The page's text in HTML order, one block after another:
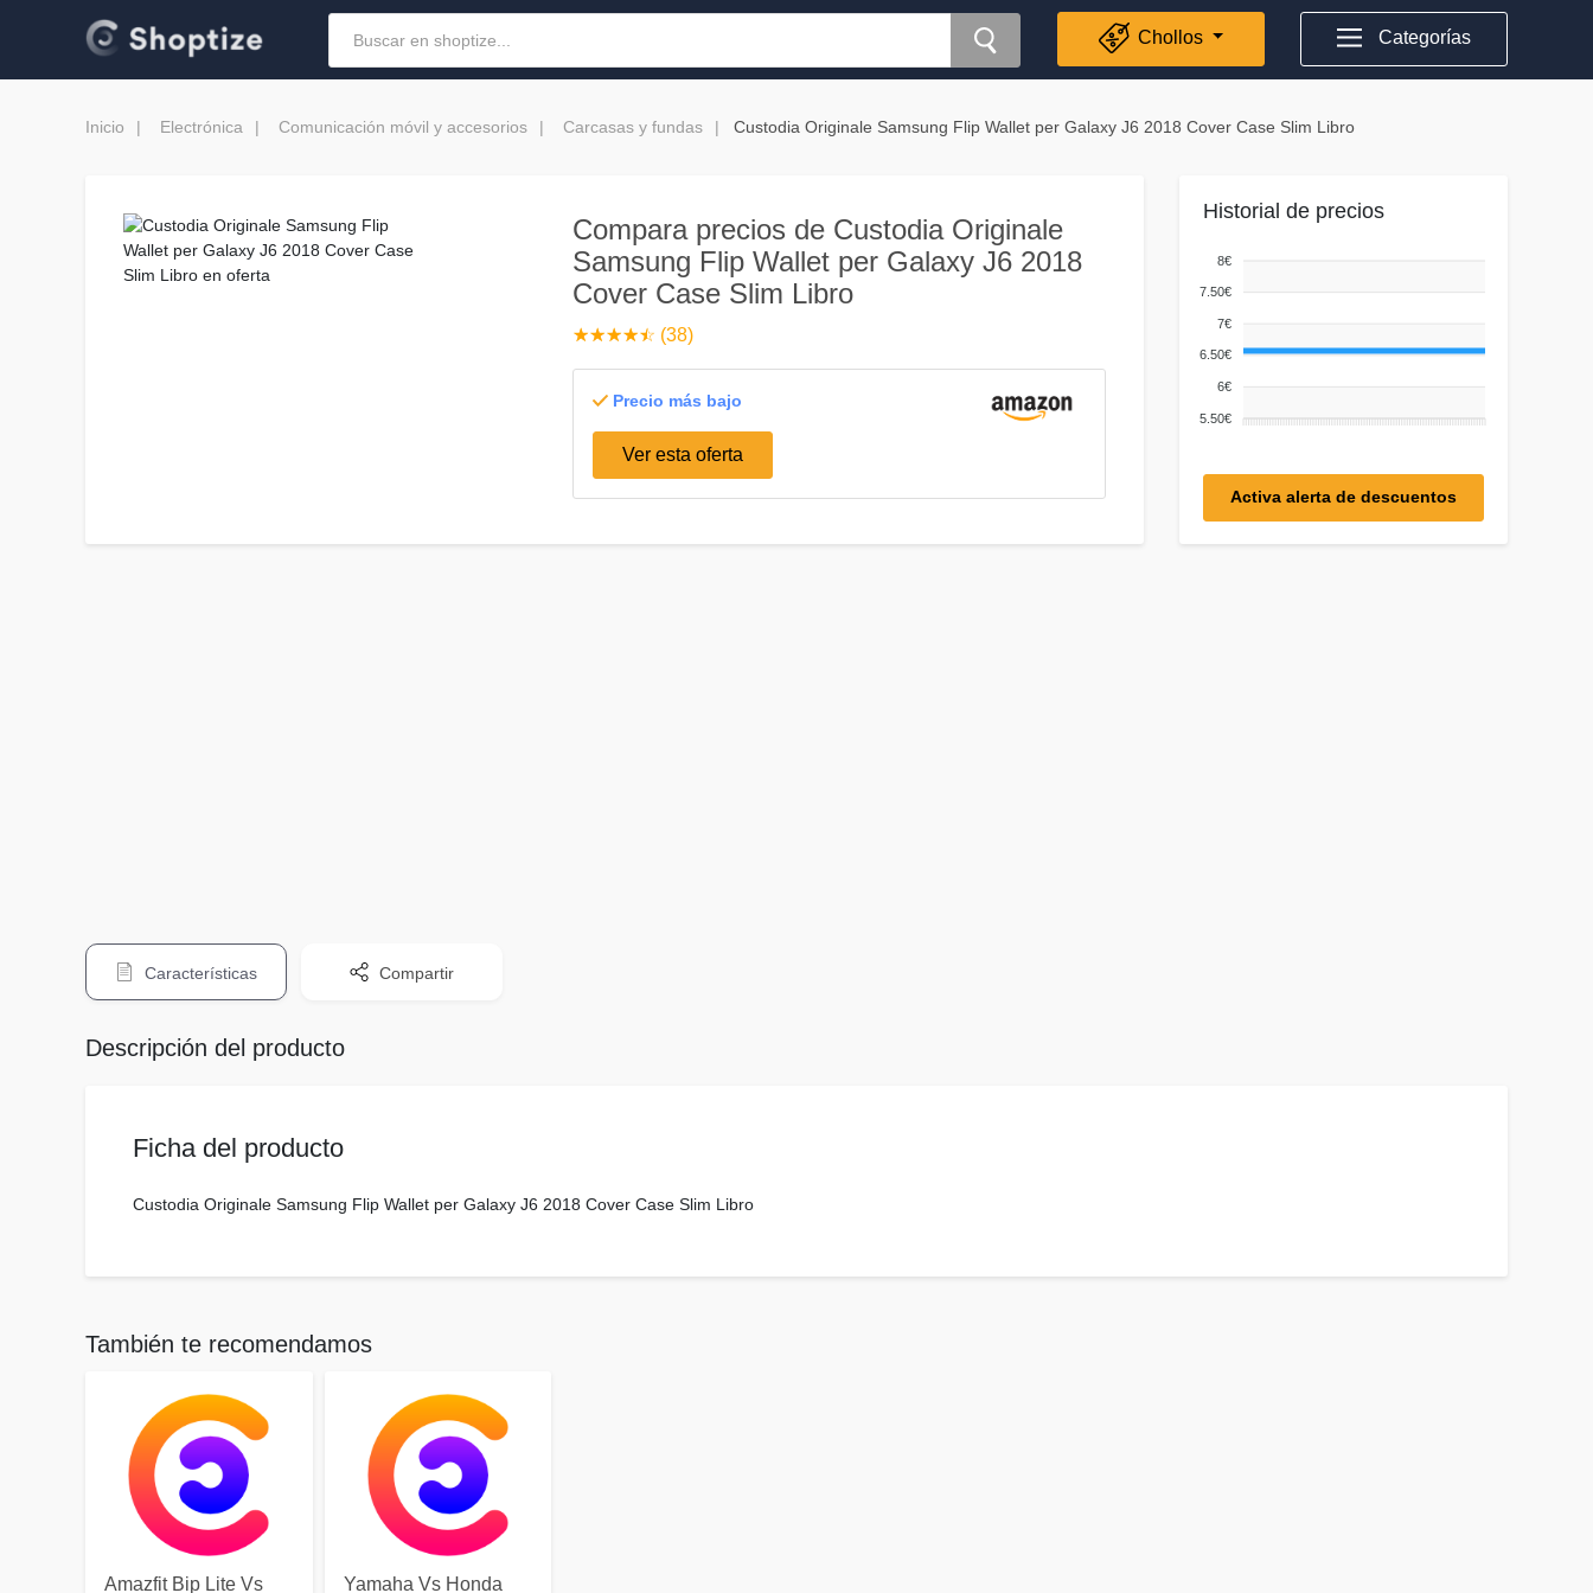
Chollos Categorías
Inicio Electrónica Comunicación móvil y accesorios Carcasas y fundas Custodia Originale Samsung Flip Wallet per Galaxy J6 2018 Cover Case Slim Libro
Compara precios de Custodia Originale
Samsung Flip Wallet per Galaxy J6 2018
Cover Case Slim Libro
☆☆☆☆☆
★★★★★ (38)
Precio más bajo
Ver esta oferta
Historial de precios
8€
7.50€
7€
6.50€
6€
5.50€
Activa alerta de descuentos
Características Compartir
Descripción del producto
Ficha del producto
Custodia Originale Samsung Flip Wallet per Galaxy J6 2018 Cover Case Slim Libro
También te recomendamos
Amazfit Bip Lite Vs Yamaha Vs Honda